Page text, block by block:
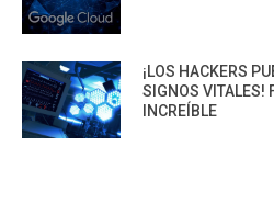
¡LOS HACKERS
SIGNOS VITALES!
INCREÍBLE